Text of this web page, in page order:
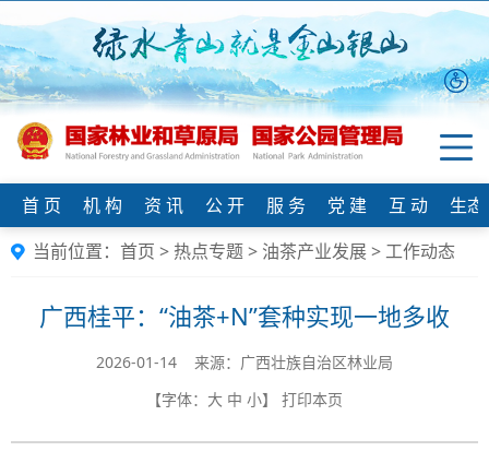
首 页 机 构 资 讯 公 开 服 务 党 建 互 动
生
当前位置： 首页 > 热点专题> 油茶产业发展>工作动态
广西桂平：“油茶+N”套种实现一地多收
2026-01-14 来源：​广西壮族自治区林业局
【字体： 大 中 小】 打印本页